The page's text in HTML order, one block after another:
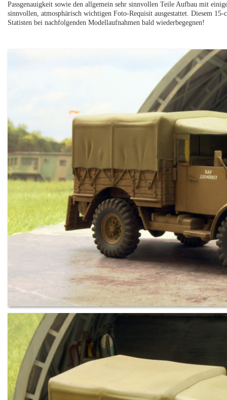
Passgenauigkeit sowie den allgemein sehr sinnvollen Teile Aufbau mit
sinnvollen, atmosphärisch wichtigen Foto-Requisit ausgestattet. Diesem
Statisten bei nachfolgenden Modellaufnahmen bald wiederbegegnen!